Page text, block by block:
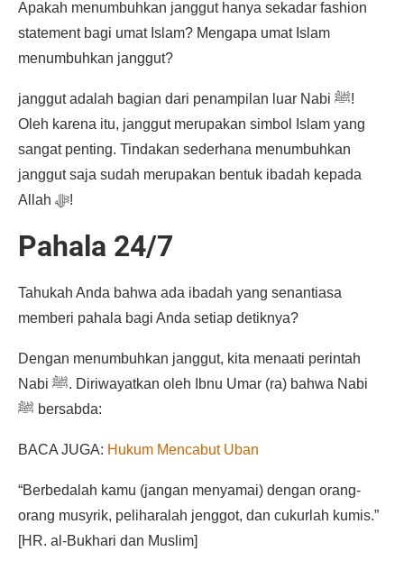
Apakah menumbuhkan janggut hanya sekadar fashion
statement bagi umat Islam? Mengapa umat Islam
menumbuhkan janggut?
janggut adalah bagian dari penampilan luar Nabi ﷺ!
Oleh karena itu, janggut merupakan simbol Islam yang
sangat penting. Tindakan sederhana menumbuhkan
janggut saja sudah merupakan bentuk ibadah kepada
Allah ﷻ!
Pahala 24/7
Tahukah Anda bahwa ada ibadah yang senantiasa
memberi pahala bagi Anda setiap detiknya?
Dengan menumbuhkan janggut, kita menaati perintah
Nabi ﷺ. Diriwayatkan oleh Ibnu Umar (ra) bahwa Nabi
ﷺ bersabda:
BACA JUGA: Hukum Mencabut Uban
“Berbedalah kamu (jangan menyamai) dengan orang-
orang musyrik, peliharalah jenggot, dan cukurlah kumis.”
[HR. al-Bukhari dan Muslim]